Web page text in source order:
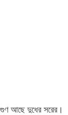
আছে দুধের সরের।